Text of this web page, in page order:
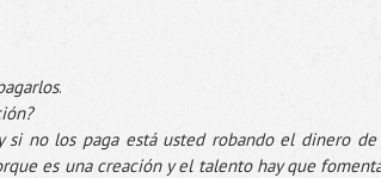
.
si no los paga está usted robando el dinero de
es una creación y el talento hay que